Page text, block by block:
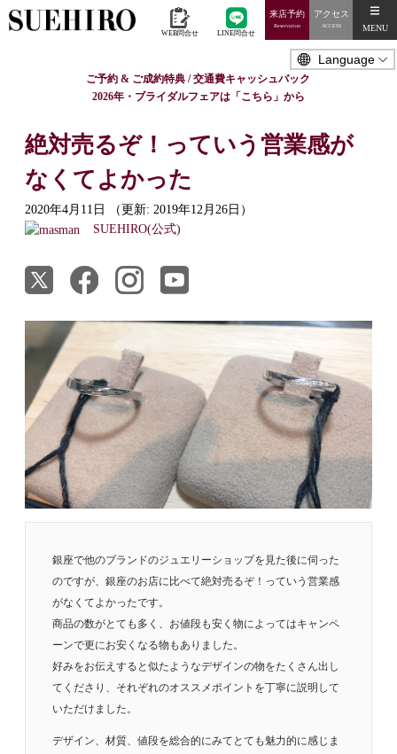
WEB問合せ LINE問合せ
来店予約
Reservation
アクセス
ACCESS MENU
ご予約 & ご成約特典 / 交通費キャッシュバック
2026年・ブライダルフェアは「こちら」から
絶対売るぞ！っていう営業感が
なくてよかった
2020年4月11日
（更新: 2019年12月26日）
SUEHIRO(公式)
銀座で他のブランドのジュエリーショップを見た後に伺った
のですが、銀座のお店に比べて絶対売るぞ！っていう営業感
がなくてよかったです。
商品の数がとても多く、お値段も安く物によってはキャンペ
ーンで更にお安くなる物もありました。
好みをお伝えすると似たようなデザインの物をたくさん出し
てくださり、それぞれのオススメポイントを丁寧に説明して
いただけました。
デザイン、材質、値段を総合的にみてとても魅力的に感じま